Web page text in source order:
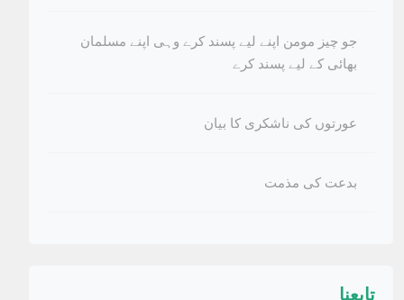
جو چیز مومن اپنے لیے پسند کرے وہی اپنے مسلمان
بھائی کے لیے پسند کرے
عورتوں کی ناشکری کا بیان
بدعت کی مذمت
تابعنا